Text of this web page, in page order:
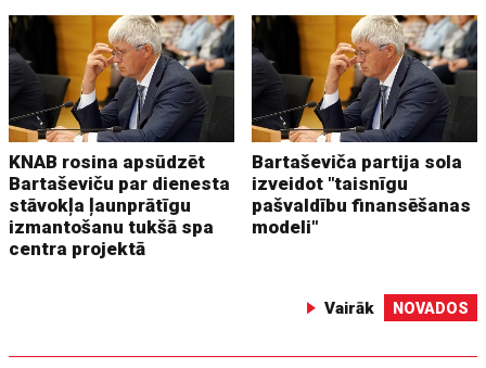
KNAB rosina apsūdzēt
Bartaševiču par dienesta
stāvokļa ļaunprātīgu
izmantošanu tukšā spa
centra projektā
Bartaševiča partija sola
izveidot "taisnīgu
pašvaldību finansēšanas
modeli"
Vairāk NOVADOS